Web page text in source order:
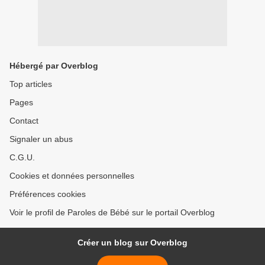
Hébergé par Overblog
Top articles
Pages
Contact
Signaler un abus
C.G.U.
Cookies et données personnelles
Préférences cookies
Voir le profil de Paroles de Bébé sur le portail Overblog
Créer un blog sur Overblog